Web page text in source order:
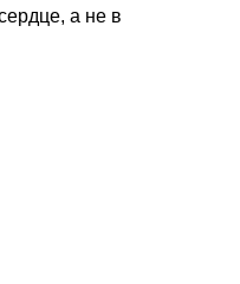
а не в